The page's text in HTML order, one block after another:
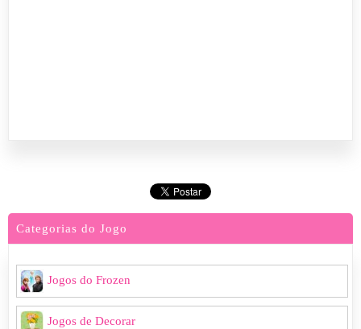
Categorias do Jogo
Jogos do Frozen
Jogos de Decorar